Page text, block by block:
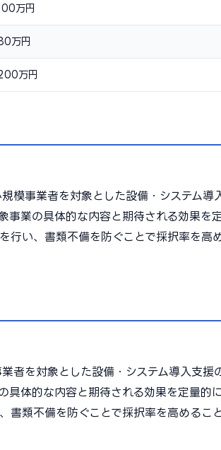
万円
万円
万円
模事業者を対象とした設備・システム導
事業の具体的な内容と期待される効果を
行い、書類不備を防ぐことで採択率を高
者を対象とした設備・システム導入支援
具体的な内容と期待される効果を定量的に
書類不備を防ぐことで採択率を高めるこ